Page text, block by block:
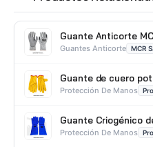
Guante Anticorte
Guantes Anticorte MCR
Guante de cuero
Protección De Manos
Guante Criogénico
Protección De Manos